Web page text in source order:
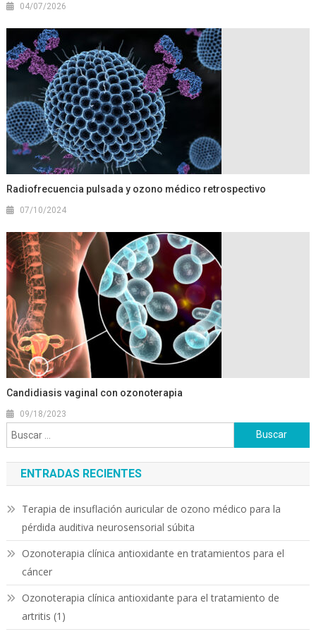
04/07/2026
Radiofrecuencia pulsada y ozono médico retrospectivo
07/10/2024
Candidiasis vaginal con ozonoterapia
09/18/2023
Buscar:
ENTRADAS RECIENTES
Terapia de insuflación auricular de ozono médico para la
pérdida auditiva neurosensorial súbita
Ozonoterapia clínica antioxidante en tratamientos para el
cáncer
Ozonoterapia clínica antioxidante para el tratamiento de
artritis (1)